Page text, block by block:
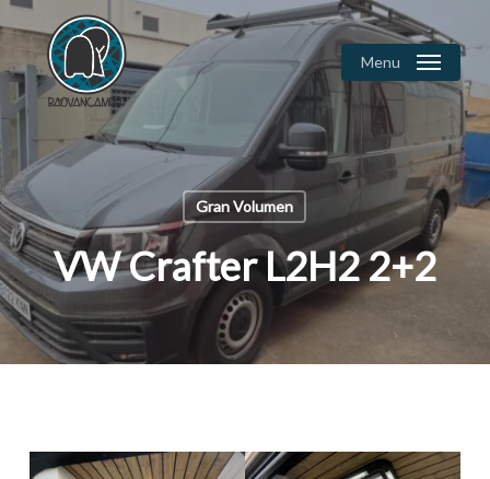
Skip
main
content
Menu
Gran Volumen
VW Crafter L2H2 2+2
Close
Menu